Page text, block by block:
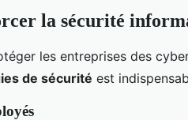
la sécurité
les entreprises des
de sécurité est